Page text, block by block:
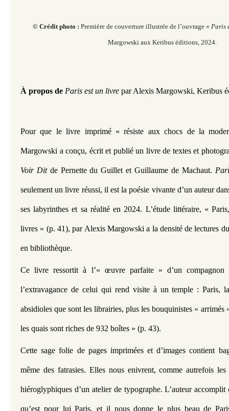
© Crédit photo : Première de couverture illustrée de l’ouvrage « Paris
Margowski aux Keribus éditions, 2024.
À propos de Paris est un livre par Alexis Margowski, Keribus
Pour que le livre imprimé « résiste aux chocs de la
Voir Dit de Pernette du Guillet et Guillaume de Machaut.
seulement un livre réussi, il est la poésie vivante d’un auteur
ses labyrinthes et sa réalité en 2024. L’étude littéraire, «
livres » (p. 41), par Alexis Margowski a la densité de lectures
en bibliothèque.
Ce livre ressortit à l’« œuvre parfaite » d’un compagnon
l’extravagance de celui qui rend visite à un temple : Paris,
absidioles que sont les librairies, plus les bouquinistes « arrimés
les quais sont riches de 932 boîtes » (p. 43).
Cette sage folie de pages imprimées et d’images contient
même des fatrasies. Elles nous enivrent, comme autrefois les
hiéroglyphiques d’un atelier de typographe. L’auteur